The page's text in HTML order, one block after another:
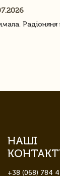
НАШІ
+38 (068) 784